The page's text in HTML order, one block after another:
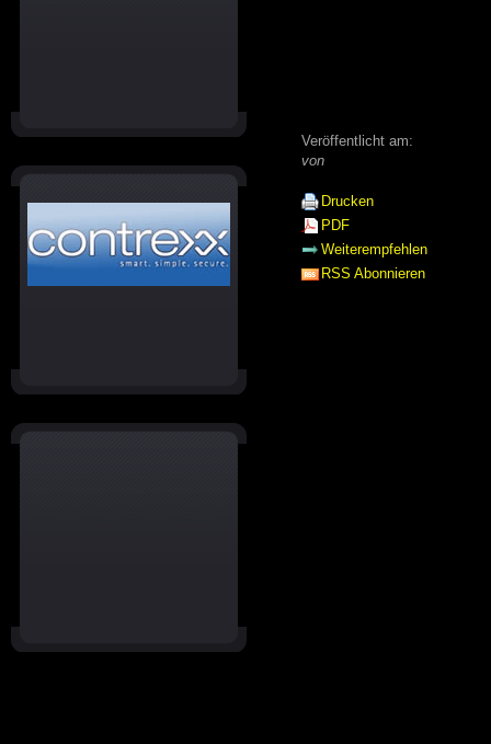
Veröffentlicht am:
von
Drucken
PDF
Weiterempfehlen
RSS Abonnieren